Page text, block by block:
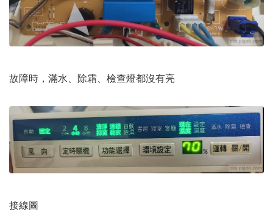
故障時，滿水、除霜、檢查燈都沒有亮
接線圖